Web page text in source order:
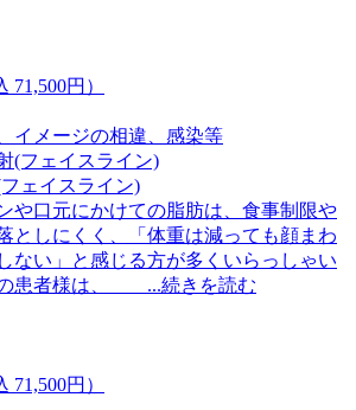
71,500円）
イメージの相違、感染等
ェイスライン)
や口元にかけての脂肪は、食事制限や
としにくく、「体重は減っても顔まわ
ない」と感じる方が多くいらっしゃい
の患者様は、 ...続きを読む
71,500円）